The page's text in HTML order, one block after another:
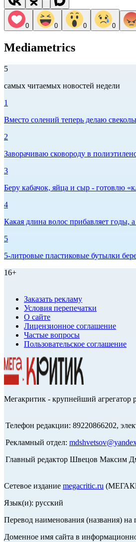
0 0 0 0
Mediametrics
5
самых читаемых новостей недели
1
Вместо солений теперь делаю
2
Заворачиваю сковороду в
3
Беру кабачок, яйца и сыр - готовлю
4
Какая длина волос прибавляет годы,
5
5-литровые пластиковые бутылки
16+
Заказать рекламу
Условия перепечатки
О сайте
Лицензионное соглашение
Частые вопросы
Пользовательское соглашение
Мегакритик - крупнейший агрегатор
Телефон редакции: 89220866202,
Рекламный отдел:
Главный редактор Швецов Максим
Сетевое издание megacritic.ru
Язык(и): русский
Перевод наименования (названия)
Доменное имя сайта в